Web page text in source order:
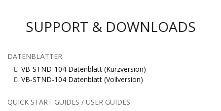
SUPPORT & DOWNLOADS
DATENBLÄTTER
VB-STND-104 Datenblatt (Kurzversion)
VB-STND-104 Datenblatt (Vollversion)
QUICK START GUIDES / USER GUIDES